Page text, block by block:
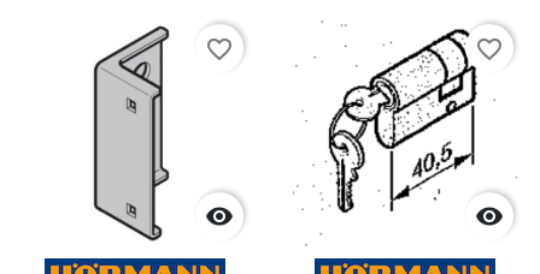

favorite_border

favorite_border